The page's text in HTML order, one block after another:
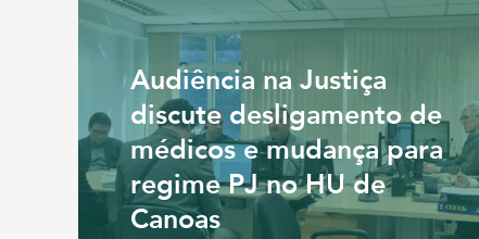
Audiência na Justiça
discute desligamento de
médicos e mudança para
regime PJ no HU de
Canoas